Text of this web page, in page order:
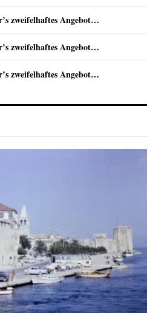
zweifelhaftes Angebot…
zweifelhaftes Angebot…
zweifelhaftes Angebot…